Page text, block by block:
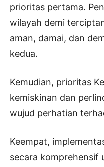
prioritas pertama.
wilayah demi
aman, damai, dan
kedua.
Kemudian, prioritas
kemiskinan dan
wujud perhatian
Keempat,
secara komprehensif